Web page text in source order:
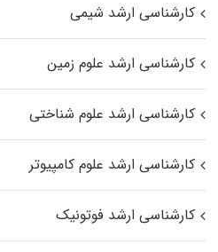
کارشناسی ارشد شیمی
کارشناسی ارشد علوم زمین
کارشناسی ارشد علوم شناختی
کارشناسی ارشد علوم کامپیوتر
کارشناسی ارشد فوتونیک